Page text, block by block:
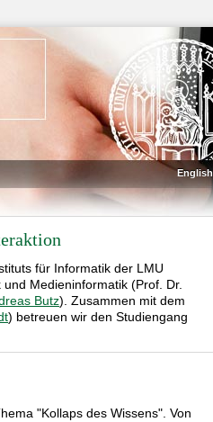
English
für Informatik der LMU
Medieninformatik (Prof. Dr.
Butz). Zusammen mit dem
) betreuen wir den Studiengang
"Kollaps des Wissens". Von